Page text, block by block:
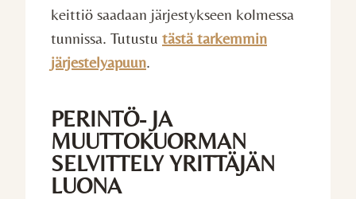
keittiö saadaan järjestykseen kolmessa
tunnissa. Tutustu tästä tarkemmin
järjestelyapuun.
PERINTÖ- JA
MUUTTOKUORMAN
SELVITTELY YRITTÄJÄN
LUONA